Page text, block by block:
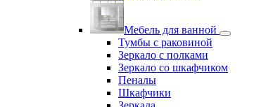
Мебель для ванной
Тумбы с раковиной
Зеркало с полками
Зеркало со шкафчиком
Пеналы
Шкафчики